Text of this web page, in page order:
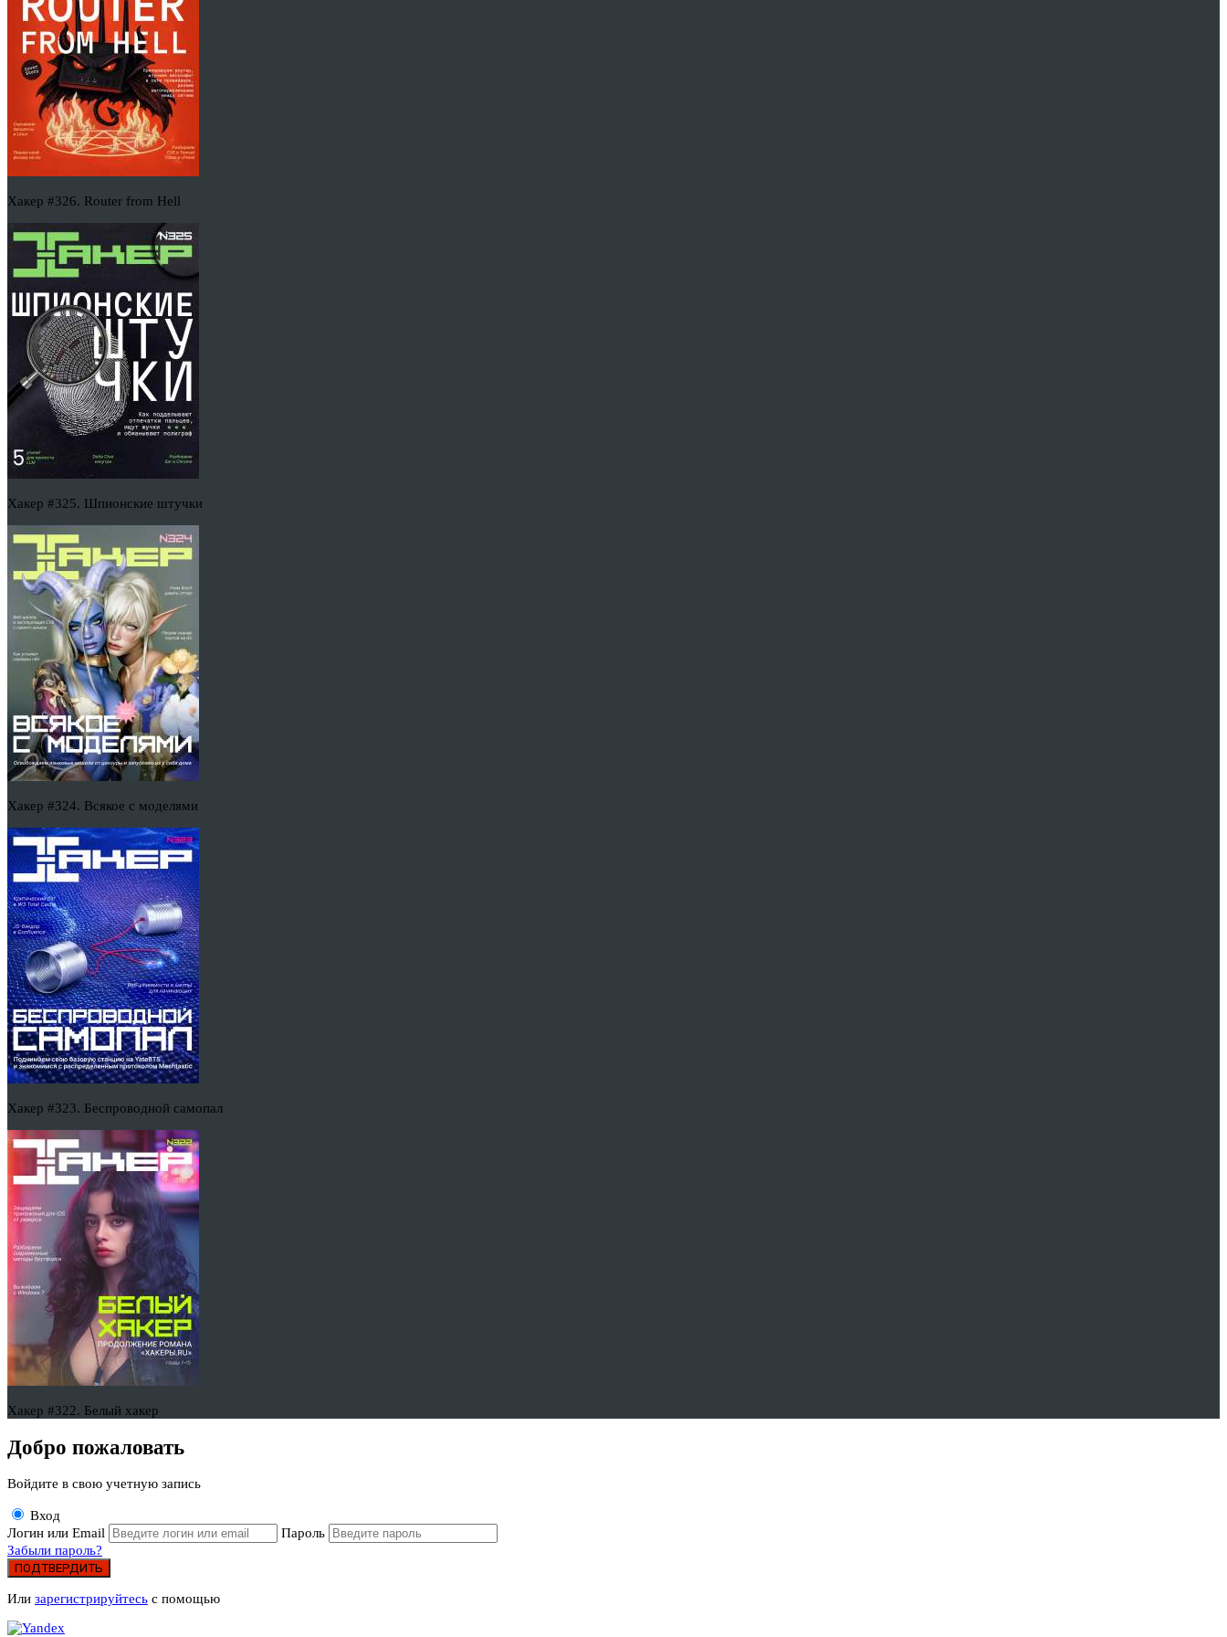
Хакер #326. Router from Hell
Хакер #325. Шпионские штучки
Хакер #324. Всякое с моделями
Хакер #323. Беспроводной самопал
Хакер #322. Белый хакер
Добро пожаловать
Войдите в свою учетную запись
Вход
Логин или Email
Пароль
Забыли пароль?
ПОДТВЕРДИТЬ
Или зарегистрируйтесь с помощью